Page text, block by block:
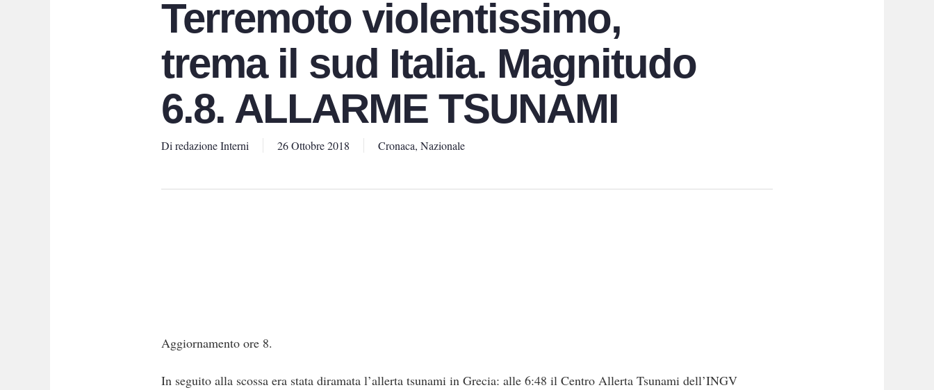
Terremoto violentissimo,
trema il sud Italia. Magnitudo
6.8. ALLARME TSUNAMI
Di redazione Interni 26 Ottobre 2018 Cronaca, Nazionale
Aggiornamento ore 8.
In seguito alla scossa era stata diramata l’allerta tsunami in Grecia: alle 6:48 il Centro Allerta Tsunami dell’INGV